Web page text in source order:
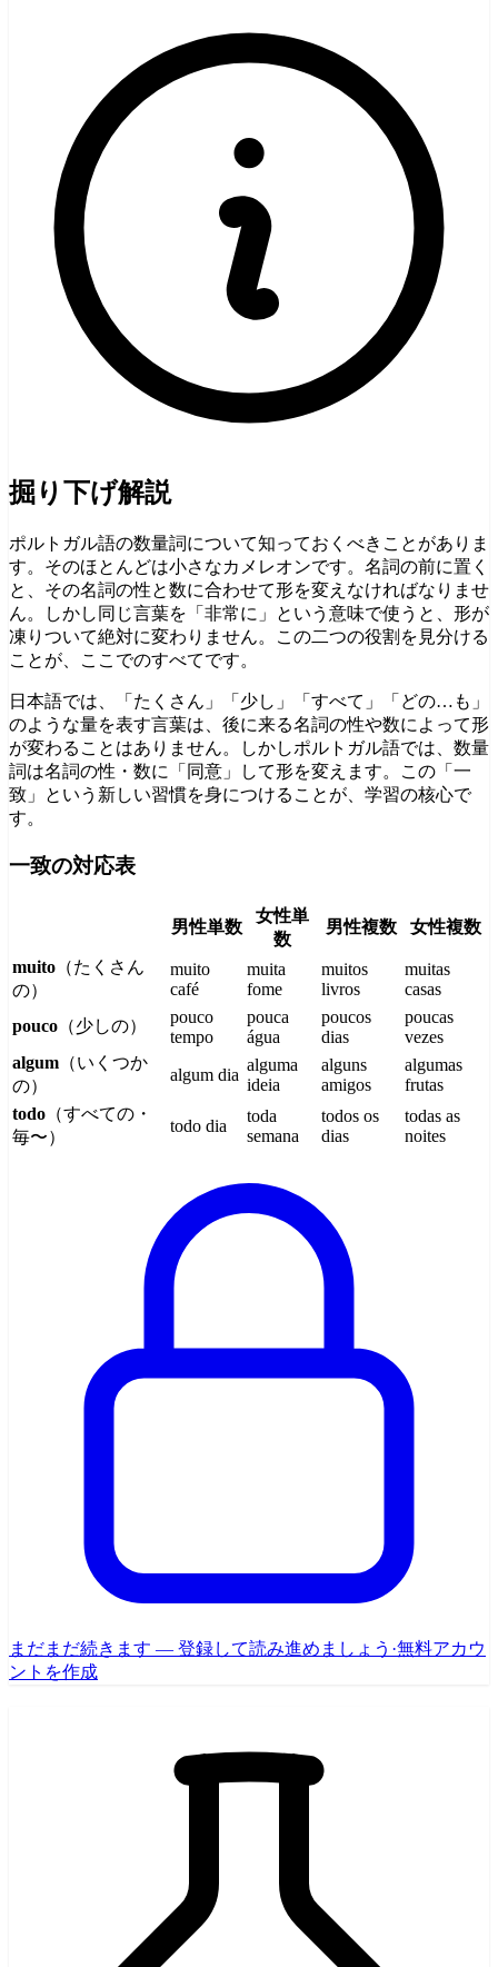
掘り下げ解説
ポルトガル語の数量詞について知っておくべきことがありま
す。そのほとんどは小さなカメレオンです。名詞の前に置く
と、その名詞の性と数に合わせて形を変えなければなりませ
ん。しかし同じ言葉を「非常に」という意味で使うと、形が
凍りついて絶対に変わりません。この二つの役割を見分ける
ことが、ここでのすべてです。
日本語では、「たくさん」「少し」「すべて」「どの…も」
のような量を表す言葉は、後に来る名詞の性や数によって形
が変わることはありません。しかしポルトガル語では、数量
詞は名詞の性・数に「同意」して形を変えます。この「一
致」という新しい習慣を身につけることが、学習の核心で
す。
一致の対応表
男性単数
女性単
数
男性複数 女性複数
muito （たくさん
の）
muito
café
muita
fome
muitos
livros
muitas
casas
pouco （少しの）
pouco
tempo
pouca
água
poucos
dias
poucas
vezes
algum （いくつか
の）
algum dia
alguma
ideia
alguns
amigos
algumas
frutas
todo （すべての・
毎〜）
todo dia
toda
semana
todos os
dias
todas as
noites
まだまだ続きます — 登録して読み進めましょう ·無料アカウ
ントを作成